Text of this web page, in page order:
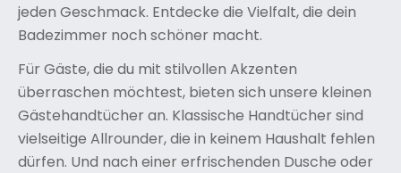
jeden Geschmack. Entdecke die Vielfalt, die dein
Badezimmer noch schöner macht.
Für Gäste, die du mit stilvollen Akzenten
überraschen möchtest, bieten sich unsere kleinen
Gästehandtücher an. Klassische Handtücher sind
vielseitige Allrounder, die in keinem Haushalt fehlen
dürfen. Und nach einer erfrischenden Dusche oder